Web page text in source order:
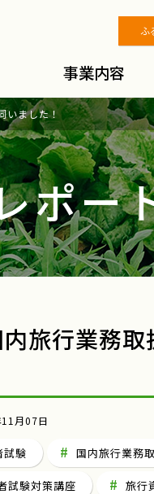
ふ
事業内容
いました！
ポー
旅行業務
月07日
試験 国内旅行業務
試験対策講座 旅行